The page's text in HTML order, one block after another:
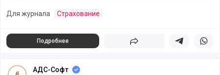
Для журнала Страхование
Подробнее Поделиться Поделиться в
АДС-Софт